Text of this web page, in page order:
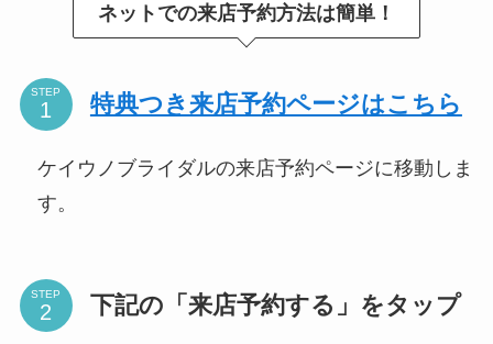
ネットでの来店予約方法は簡単！
STEP 特典つき来店予約ページはこちら
ケイウノブライダルの来店予約ページに移動しま
す。
STEP 下記の「来店予約する」をタップ